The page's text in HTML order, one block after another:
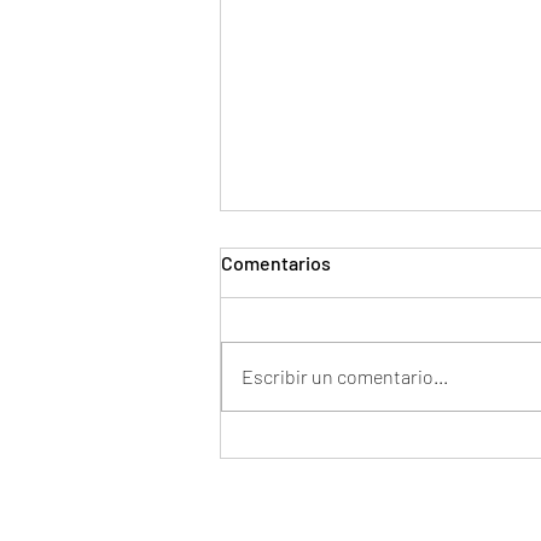
Comentarios
Escribir un comentario...